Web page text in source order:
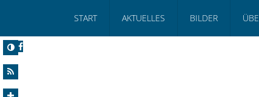
START AKTUELLES BILDER